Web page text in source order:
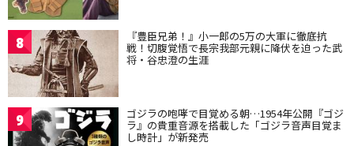
8 『豊臣兄弟！』小一郎の5万の大軍に徹底抗
戦！切腹覚悟で長宗我部元親に降伏を迫った武
将・谷忠澄の生涯
9 ゴジラの咆哮で目覚める朝…1954年公開『ゴジ
ラ』の貴重音源を搭載した「ゴジラ音声目覚ま
し時計」が新発売